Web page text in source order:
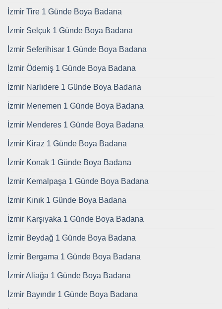
İzmir Tire 1 Günde Boya Badana
İzmir Selçuk 1 Günde Boya Badana
İzmir Seferihisar 1 Günde Boya Badana
İzmir Ödemiş 1 Günde Boya Badana
İzmir Narlıdere 1 Günde Boya Badana
İzmir Menemen 1 Günde Boya Badana
İzmir Menderes 1 Günde Boya Badana
İzmir Kiraz 1 Günde Boya Badana
İzmir Konak 1 Günde Boya Badana
İzmir Kemalpaşa 1 Günde Boya Badana
İzmir Kınık 1 Günde Boya Badana
İzmir Karşıyaka 1 Günde Boya Badana
İzmir Beydağ 1 Günde Boya Badana
İzmir Bergama 1 Günde Boya Badana
İzmir Aliağa 1 Günde Boya Badana
İzmir Bayındır 1 Günde Boya Badana